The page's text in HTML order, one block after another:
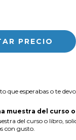
que esperabas o te
muestra del curso
del curso o libro,
con gusto.